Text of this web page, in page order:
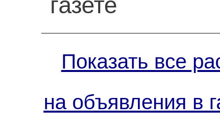
Показать все
на объявления в